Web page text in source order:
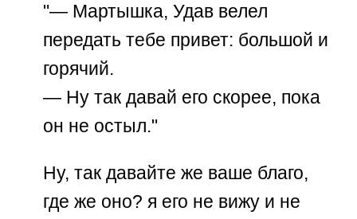
"— Мартышка, Удав велел
передать тебе привет: большой и
горячий.
— Ну так давай его скорее, пока
он не остыл."
Ну, так давайте же ваше благо,
где же оно? я его не вижу и не